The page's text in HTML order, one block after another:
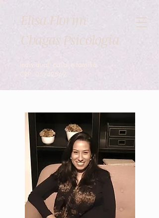
Elisa Florim
Chagas Psicologia
Individual, casal e família
CRP: 05/42562